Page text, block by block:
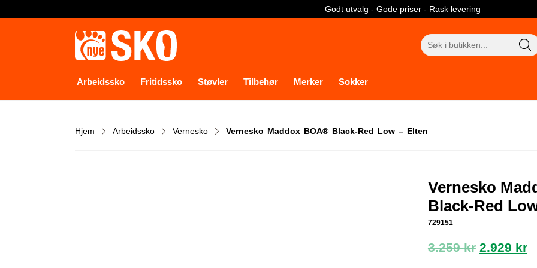
Godt utvalg - Gode priser - Rask levering
Søk
etter:
Arbeidssko Fritidssko Støvler Tilbehør Merker Sokker
Hjem Arbeidssko Vernesko Vernesko Maddox BOA® Black-Red Low – Elten
Vernesko
Black-Red
729151
3.259kr 2.929 kr